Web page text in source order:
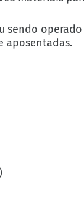
sendo
aposentadas.